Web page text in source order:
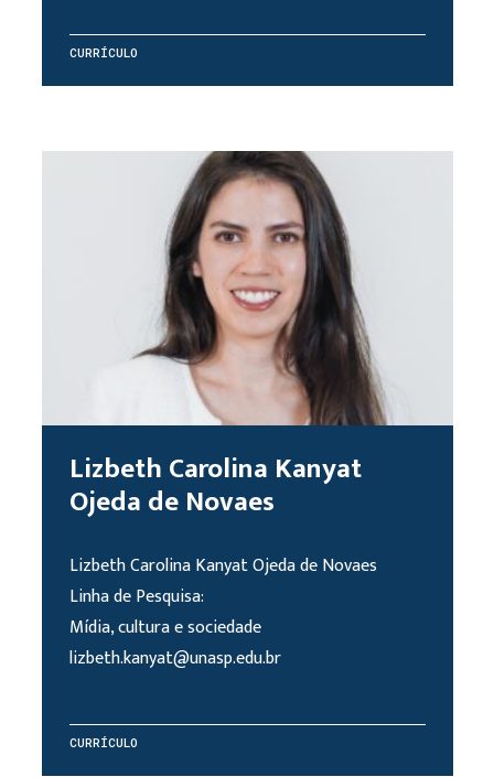
CURRÍCULO
Lizbeth Carolina Kanyat
Ojeda de Novaes
Lizbeth Carolina Kanyat Ojeda de Novaes
Linha de Pesquisa:
Mídia, cultura e sociedade
lizbeth.kanyat@unasp.edu.br
CURRÍCULO